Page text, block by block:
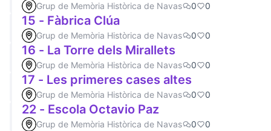
Grup de Memòria Històrica de Navas 0 0
15 - Fàbrica Clúa
Grup de Memòria Històrica de Navas 0 0
16 - La Torre dels Mirallets
Grup de Memòria Històrica de Navas 0 0
17 - Les primeres cases altes
Grup de Memòria Històrica de Navas 0 0
22 - Escola Octavio Paz
Grup de Memòria Històrica de Navas 0 0